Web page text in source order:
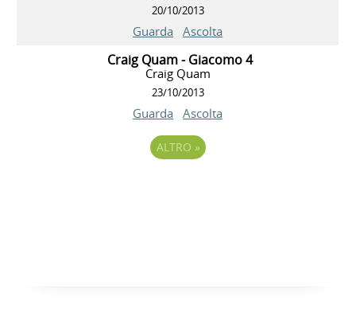
20/10/2013
Guarda Ascolta
Craig Quam - Giacomo 4
Craig Quam
23/10/2013
Guarda Ascolta
ALTRO »